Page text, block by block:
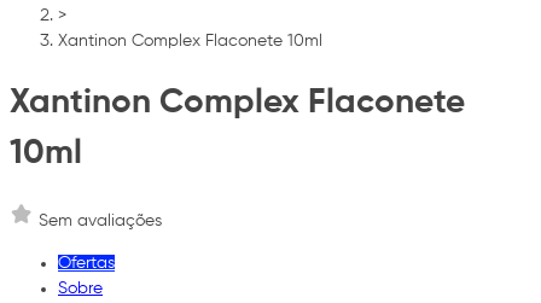
>
Xantinon Complex Flaconete 10ml
Xantinon Complex Flaconete
10ml
Sem avaliações
Ofertas
Sobre